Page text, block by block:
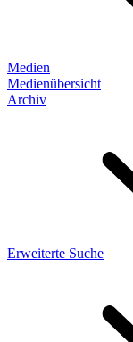
Medien
Medienübersicht
Archiv
Erweiterte Suche